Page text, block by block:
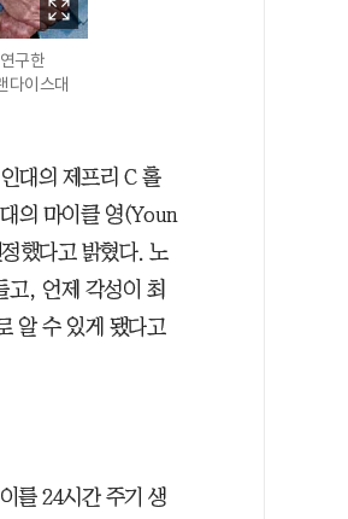
구한
다이스대
대의 제프리 C 홀
의 마이클 영(Youn
했다고 밝혔다. 노
고, 언제 각성이 최
알 수 있게 됐다고
를 24시간 주기 생